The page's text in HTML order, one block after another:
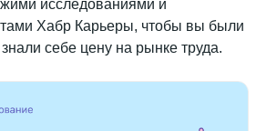
исследованиями и
Хабр Карьеры, чтобы вы были
себе цену на рынке труда.